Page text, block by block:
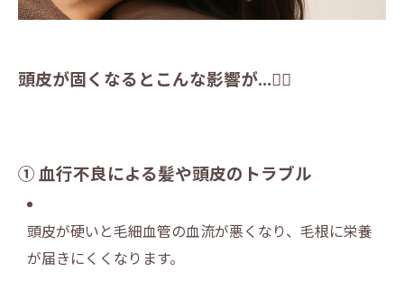
頭皮が固くなるとこんな影響が…😵‍💫
① 血行不良による髪や頭皮のトラブル
頭皮が硬いと毛細血管の血流が悪くなり、毛根に栄養
が届きにくくなります。